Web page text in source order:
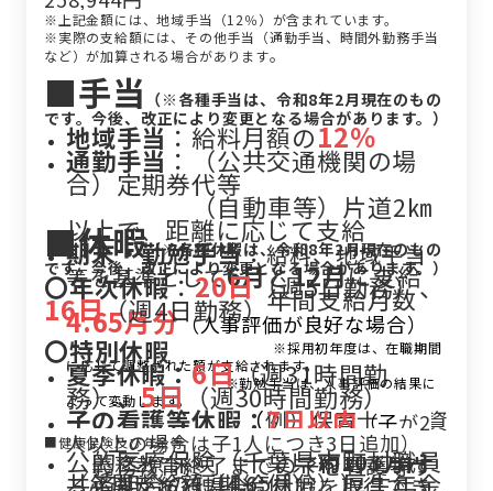
※上記金額には、地域手当（12％）が含まれています。
※実際の支給額には、その他手当（通勤手当、時間外勤務手当
など）が加算される場合があります。
■手当 （※各種手当は、令和8年2月現在のもの
です。今後、改正により変更となる場合があります。）
地域手当：給料月額の12％
通勤手当 ：（公共交通機関の場
合）定期券代等
（自動車等）片道2㎞
以上で、距離に応じて支給
期末・勤勉手当：給料、地域手当
等を基準として6月と12月に支給
年間支給月数
4.65月分（人事評価が良好な場合）
※採用初年度は、在職期間
に応じて調整された額が支給されます。
※勤勉手当は、人事評価の結果に
よって変動します。
（例）保育士（有資
格）週30時間勤務の場合
⇒約103万円
（年間支給額（4.65月分））
■休暇（※各種休暇は、令和8年2月現在のもの
です。今後、改正により変更となる場合があります。）
〇年次休暇：20日（週5日勤務）、
16日（週4日勤務）
〇特別休暇
夏季休暇：6日（週31時間勤
務）、5日 （週30時間勤務）
子の看護等休暇：7日以内（子が2
人以上の場合は子1人につき3日追加）
義務教育終了までの子を看護等す
■健康保険及び年金等
公的医療保険（千葉県市町村職員
共済組合の短期給付）、厚生年金